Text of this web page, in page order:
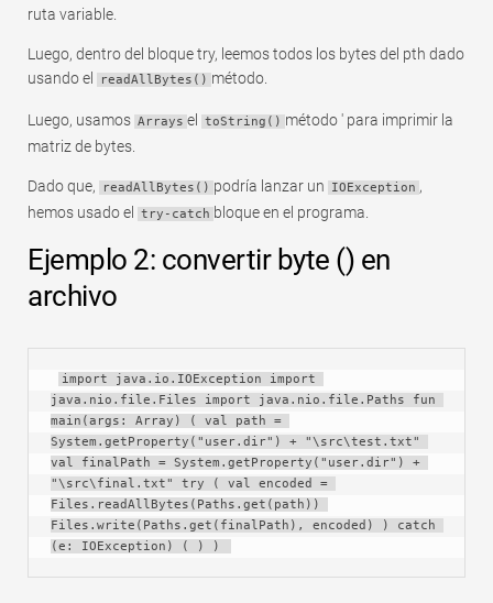
ruta variable.
Luego, dentro del bloque try, leemos todos los bytes del pth dado
usando el
readAllBytes() método.
Luego, usamos Arrays el toString() método ' para imprimir la
matriz de bytes.
Dado que, readAllBytes() podría lanzar un IOException ,
hemos usado el
try-catch bloque en el programa.
Ejemplo 2: convertir byte () en
archivo
import java.io.IOException import
java.nio.file.Files import java.nio.file.Paths fun
main(args: Array) ( val path =
System.getProperty("user.dir") + "\src\test.txt"
val finalPath = System.getProperty("user.dir") +
"\src\final.txt" try ( val encoded =
Files.readAllBytes(Paths.get(path))
Files.write(Paths.get(finalPath), encoded) ) catch
(e: IOException) ( ) )